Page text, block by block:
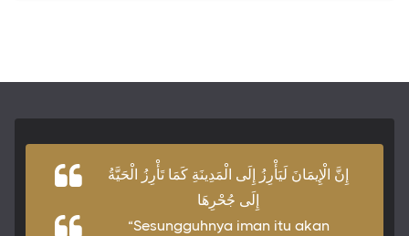
إِنَّ الْإِيمَانَ لَيَأْرِزُ إِلَى الْمَدِينَةِ كَمَا تَأْرِزُ الْحَيَّةُ
إِلَى جُحْرِهَا
“Sesungguhnya iman itu akan